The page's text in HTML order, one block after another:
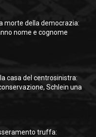
morte della democrazia:
nome e cognome
casa del centrosinistra:
Schlein una
truffa: